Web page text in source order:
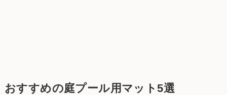
おすすめの庭プール用マット5選